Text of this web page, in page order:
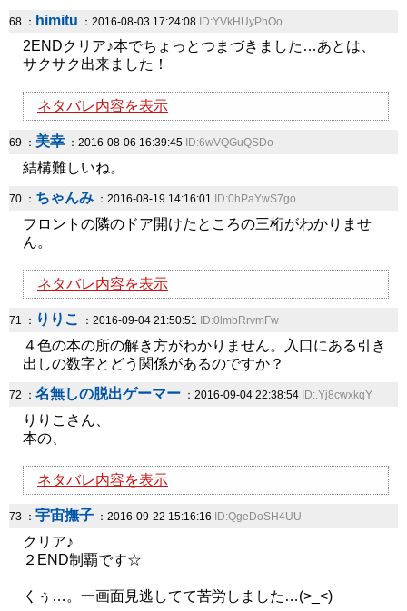
68 ： himitu ：2016-08-03 17:24:08 ID:YVkHUyPhOo
2ENDクリア♪本でちょっとつまづきました…あとは、
サクサク出来ました！
ネタバレ内容を表示
69 ： 美幸 ：2016-08-06 16:39:45 ID:6wVQGuQSDo
結構難しいね。
70 ： ちゃんみ ：2016-08-19 14:16:01 ID:0hPaYwS7go
フロントの隣のドア開けたところの三桁がわかりませ
ん。
ネタバレ内容を表示
71 ： りりこ ：2016-09-04 21:50:51 ID:0lmbRrvmFw
４色の本の所の解き方がわかりません。入口にある引き
出しの数字とどう関係があるのですか？
72 ： 名無しの脱出ゲーマー ：2016-09-04 22:38:54 ID:.Yj8cwxkqY
りりこさん、
本の、
ネタバレ内容を表示
73 ： 宇宙撫子 ：2016-09-22 15:16:16 ID:QgeDoSH4UU
クリア♪
２END制覇です☆
くぅ…。一画面見逃してて苦労しました…(>_<)